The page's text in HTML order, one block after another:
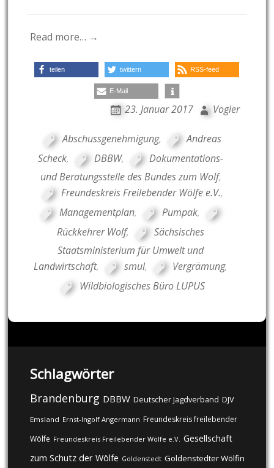
Read more… →
teilen twittern RSS-feed
E-Mail
23. Januar 2017 Vogler
Abschussgenehmigung,
Andreas
Scheck, DBBW,
Dokumentations-
und Beratungsstelle des Bundes zum Wolf,
Freundeskreis Freilebender Wölfe e.V.,
Managementplan, Pumpak,
Rückkehrer Wolf,
Sächsisches
Staatsministerium für Umwelt und
Landwirtschaft, smul, Vergrämung,
Wildbiologisches Büro LUPUS
Schlagwörter
Brandenburg DBBW Deutscher Jagdverband DJV
Emsland Ernst-Ingolf Angermann Freundeskreis freilebender
Wölfe Freundeskreis Freilebender Wölfe e.V. Gesellschaft
zum Schutz der Wölfe Goldenstedt Goldenstedter Wölfin